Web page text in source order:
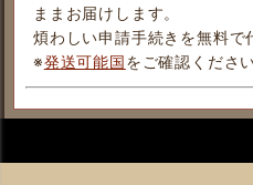
ままお届けします。
煩わしい申請手続きを無料で
※発送可能国をご確認ください